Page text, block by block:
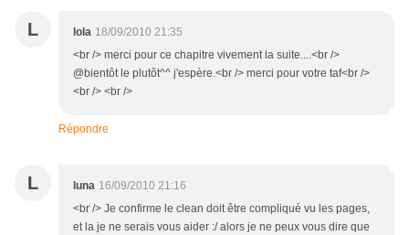
L lola 18/09/2010 21:35
<br /> merci pour ce chapitre vivement la suite....<br />
@bientôt le plutôt^^ j'espère.<br /> merci pour votre taf<br />
<br /> <br />
Répondre
L luna 16/09/2010 21:16
<br /> Je confirme le clean doit être compliqué vu les pages,
et la je ne serais vous aider :/ alors je ne peux vous dire que